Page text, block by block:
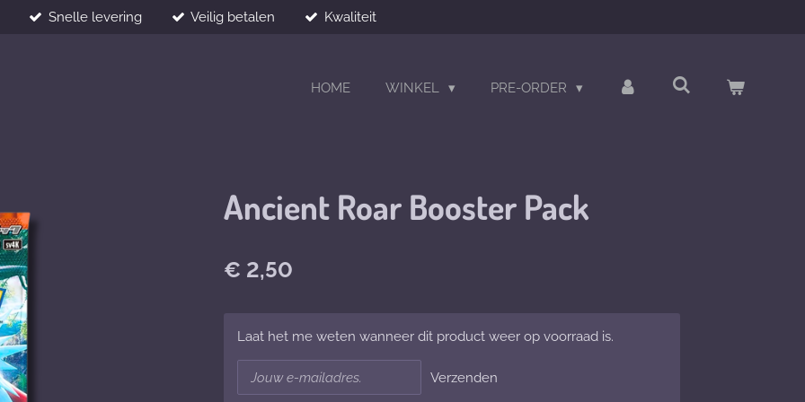
Snelle levering Veilig betalen Kwaliteit
HOME WINKEL PRE-ORDER
Ancient Roar Booster Pack
€ 2,50
Laat het me weten wanneer dit product weer op voorraad is.
Verzenden